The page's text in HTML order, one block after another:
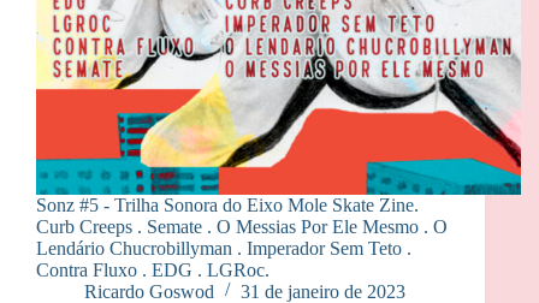
Sonz #5 - Trilha Sonora do Eixo Mole Skate Zine.
Curb Creeps . Semate . O Messias Por Ele Mesmo . O
Lendário Chucrobillyman . Imperador Sem Teto .
Contra Fluxo . EDG . LGRoc.
Ricardo Goswod
31 de janeiro de 2023